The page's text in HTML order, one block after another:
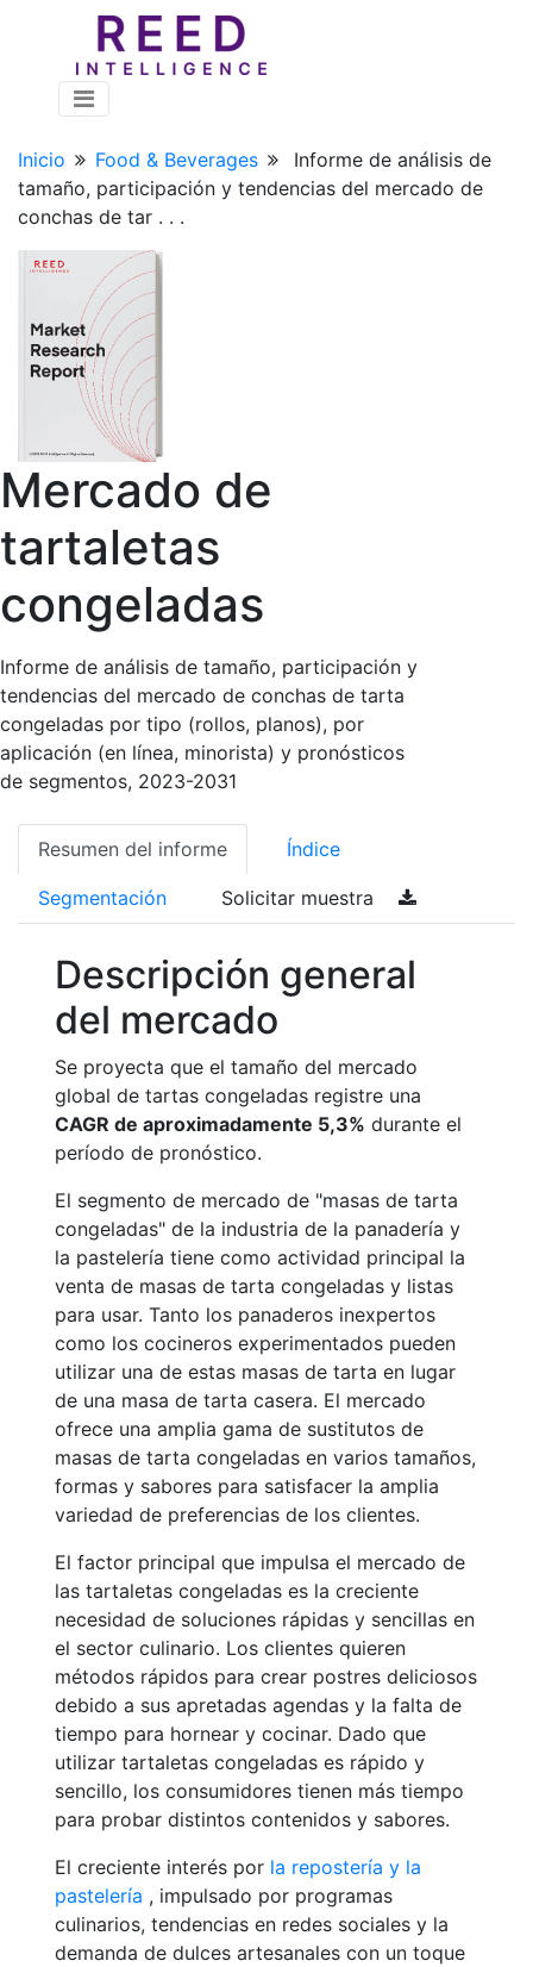
Inicio Food & Beverages
Informe de análisis de
tamaño, participación y tendencias del mercado de
conchas de tar . . .
Mercado de
tartaletas
congeladas
Informe de análisis de tamaño, participación y
tendencias del mercado de conchas de tarta
congeladas por tipo (rollos, planos), por
aplicación (en línea, minorista) y pronósticos
de segmentos, 2023-2031
Resumen del informe Índice
Segmentación Solicitar muestra
Descripción general
del mercado
Se proyecta que el tamaño del mercado
global de tartas congeladas registre una
CAGR de aproximadamente 5,3% durante el
período de pronóstico.
El segmento de mercado de "masas de tarta
congeladas" de la industria de la panadería y
la pastelería tiene como actividad principal la
venta de masas de tarta congeladas y listas
para usar. Tanto los panaderos inexpertos
como los cocineros experimentados pueden
utilizar una de estas masas de tarta en lugar
de una masa de tarta casera. El mercado
ofrece una amplia gama de sustitutos de
masas de tarta congeladas en varios tamaños,
formas y sabores para satisfacer la amplia
variedad de preferencias de los clientes.
El factor principal que impulsa el mercado de
las tartaletas congeladas es la creciente
necesidad de soluciones rápidas y sencillas en
el sector culinario. Los clientes quieren
métodos rápidos para crear postres deliciosos
debido a sus apretadas agendas y la falta de
tiempo para hornear y cocinar. Dado que
utilizar tartaletas congeladas es rápido y
sencillo, los consumidores tienen más tiempo
para probar distintos contenidos y sabores.
El creciente interés por la repostería y la
pastelería , impulsado por programas
culinarios, tendencias en redes sociales y la
demanda de dulces artesanales con un toque